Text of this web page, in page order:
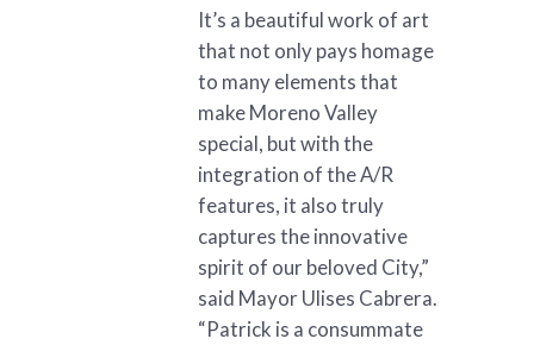
It’s a beautiful work of art
that not only pays homage
to many elements that
make Moreno Valley
special, but with the
integration of the A/R
features, it also truly
captures the innovative
spirit of our beloved City,”
said Mayor Ulises Cabrera.
“Patrick is a consummate